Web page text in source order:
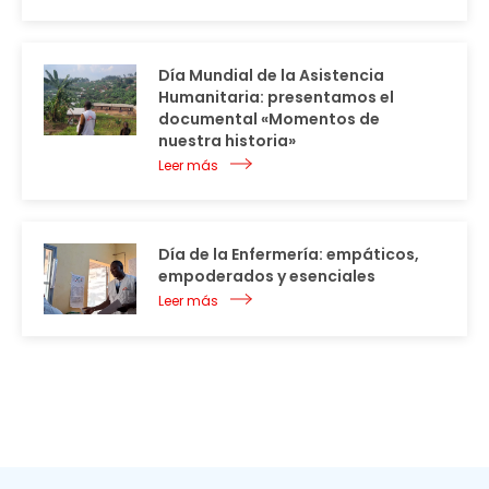
Día Mundial de la Asistencia
Humanitaria: presentamos el
documental «Momentos de
nuestra historia»
Leer más
Día de la Enfermería: empáticos,
empoderados y esenciales
Leer más